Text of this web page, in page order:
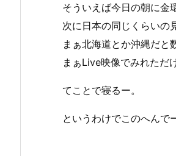
そういえば今日の朝に金
次に日本の同じくらいの
まぁ北海道とか沖縄だと
まぁLive映像でみれただ
てことで寝るー。
というわけでこのへんで